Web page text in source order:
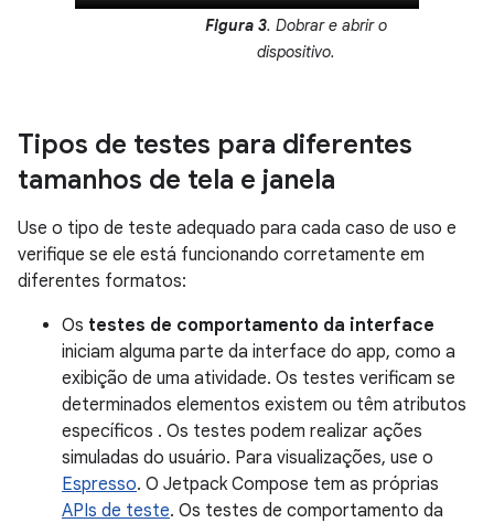
Figura 3. Dobrar e abrir o
dispositivo.
Tipos de testes para diferentes
tamanhos de tela e janela
Use o tipo de teste adequado para cada caso de uso e
verifique se ele está funcionando corretamente em
diferentes formatos:
Os testes de comportamento da interface
iniciam alguma parte da interface do app, como a
exibição de uma atividade. Os testes verificam se
determinados elementos existem ou têm atributos
específicos . Os testes podem realizar ações
simuladas do usuário. Para visualizações, use o
Espresso. O Jetpack Compose tem as próprias
APIs de teste. Os testes de comportamento da